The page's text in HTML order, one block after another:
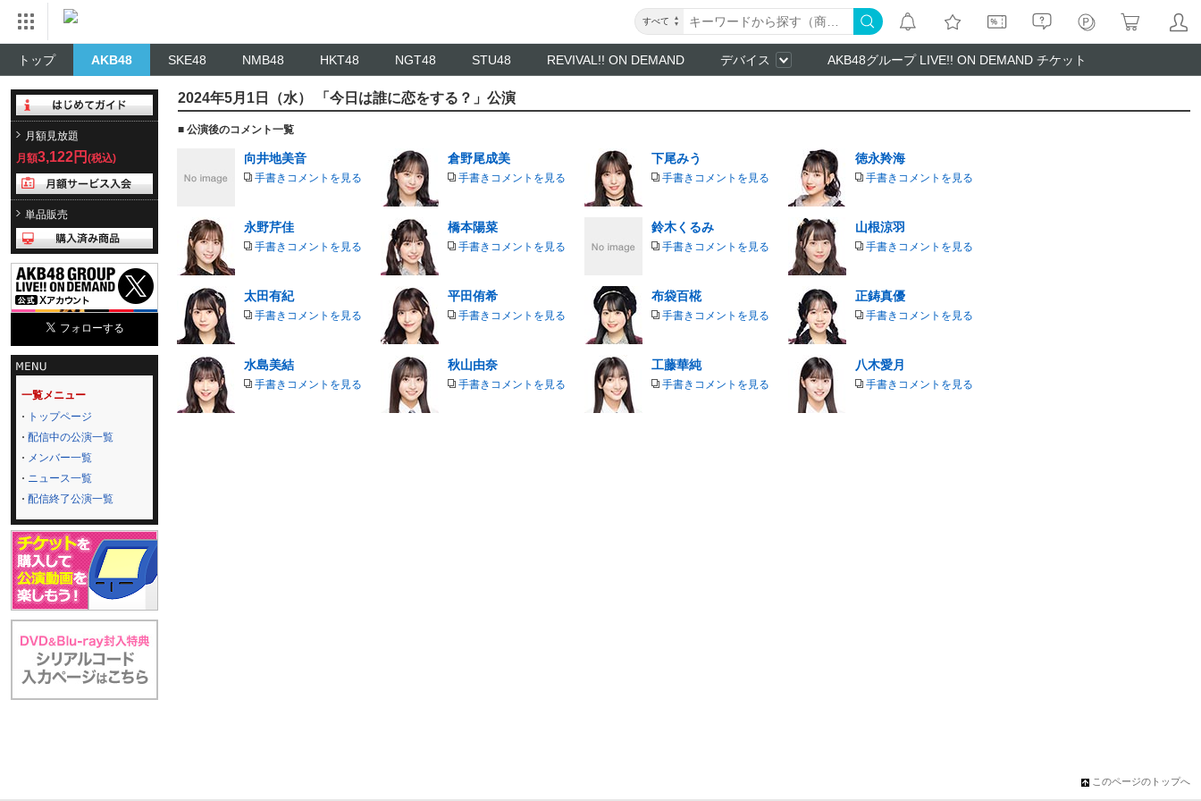
すべて
トップ AKB48 SKE48 NMB48 HKT48 NGT48 STU48 REVIVAL!! ON DEMAND デバイス AKB48グループ LIVE!! ON DEMAND チケット
月額見放題
月額3,122円 (税込)
単品販売
一覧メニュー
トップページ
配信中の公演一覧
メンバー一覧
ニュース一覧
配信終了公演一覧
2024年5月1日（水） 「今日は誰に恋をする？」公演
■ 公演後のコメント一覧
向井地美音
手書きコメントを見る
倉野尾成美
手書きコメントを見る
下尾みう
手書きコメントを見る
徳永羚海
手書きコメントを見る
永野芹佳
手書きコメントを見る
橋本陽菜
手書きコメントを見る
鈴木くるみ
手書きコメントを見る
山根涼羽
手書きコメントを見る
太田有紀
手書きコメントを見る
平田侑希
手書きコメントを見る
布袋百椛
手書きコメントを見る
正鋳真優
手書きコメントを見る
水島美結
手書きコメントを見る
秋山由奈
手書きコメントを見る
工藤華純
手書きコメントを見る
八木愛月
手書きコメントを見る
このページのトップへ